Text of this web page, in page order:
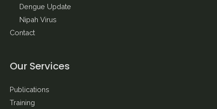
Dengue Update
Nipah Virus
Contact
Our Services
Publications
Training